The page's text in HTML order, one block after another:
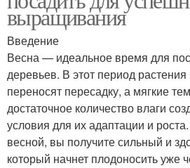
выращивания
Введение
Весна — идеальное время для
деревьев. В этот период
переносят пересадку, а мягкие
достаточное количество влаги
условия для их адаптации и
весной, вы получите сильный и
который начнет плодоносить уже